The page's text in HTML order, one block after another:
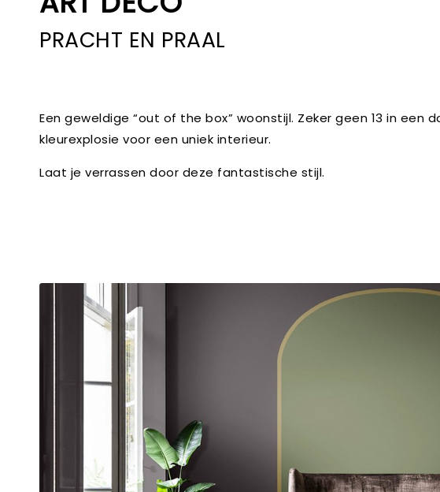
PRACHT EN PRAAL
Een geweldige “out of the box” woonstijl. Zeker geen 13 in een
kleurexplosie voor een uniek interieur.
Laat je verrassen door deze fantastische stijl.